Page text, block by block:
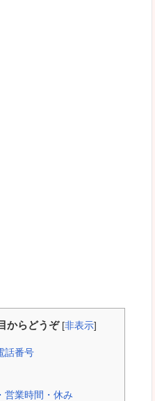
からどうぞ [非表示]
話番号
営業時間・休み